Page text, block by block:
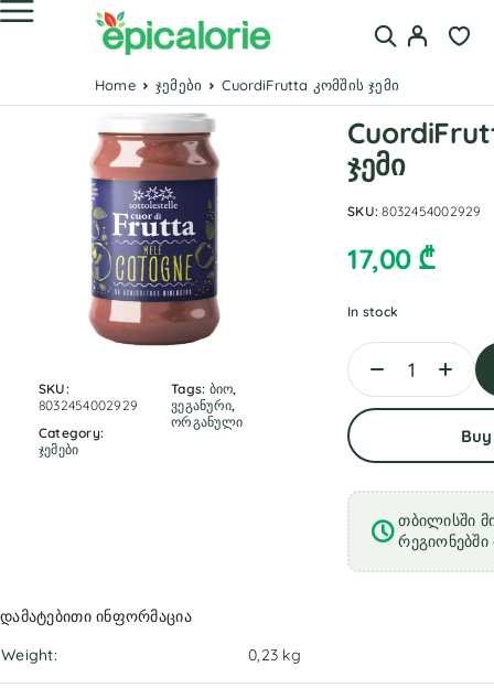
Home ჯემები CuordiFrutta კომშის ჯემი
SKU:
8032454002929
Category:
ჯემები
Tags: ბიო,
ვეგანური,
ორგანული
ჯემი
SKU:8032454002929
17,00 ₾
In stock
თბილისში
რეგიონებში
დამატებითი ინფორმაცია
Weight
0,23 kg